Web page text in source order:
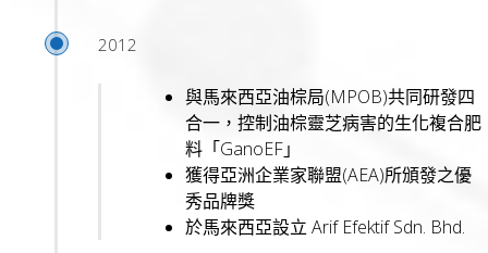
2012
與馬來西亞油棕局(MPOB)共同研發四
合一，控制油棕靈芝病害的生化複合肥
料「GanoEF」
獲得亞洲企業家聯盟(AEA)所頒發之優
秀品牌獎
於馬來西亞設立 Arif Efektif Sdn. Bhd.